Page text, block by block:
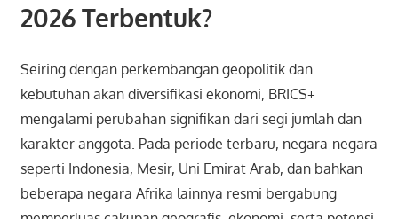
2026 Terbentuk?
Seiring dengan perkembangan geopolitik dan
kebutuhan akan diversifikasi ekonomi, BRICS+
mengalami perubahan signifikan dari segi jumlah dan
karakter anggota. Pada periode terbaru, negara-negara
seperti Indonesia, Mesir, Uni Emirat Arab, dan bahkan
beberapa negara Afrika lainnya resmi bergabung